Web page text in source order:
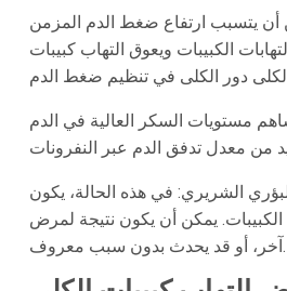
أن يتسبب ارتفاع ضغط الدم المزمن
الكبيبات ويعوق التهاب كبيبات
مستويات السكر العالية في الدم
الشريري: في هذه الحالة، يكون
يمكن أن يكون نتيجة لمرض
آخر، أو قد يحدث بدون سبب معروف.